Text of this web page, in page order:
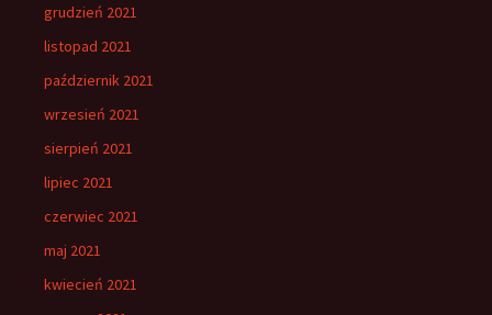
grudzień 2021
listopad 2021
październik 2021
wrzesień 2021
sierpień 2021
lipiec 2021
czerwiec 2021
maj 2021
kwiecień 2021